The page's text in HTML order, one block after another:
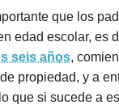
que los
edad escolar, es
seis años,
propiedad, y a
que si sucede a